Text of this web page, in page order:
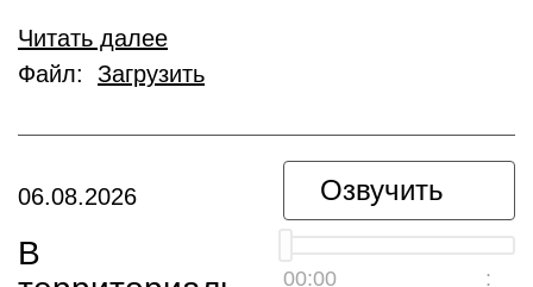
Читать далее
Файл: Загрузить
Озвучить
00:00 __:__
06.08.2026
В